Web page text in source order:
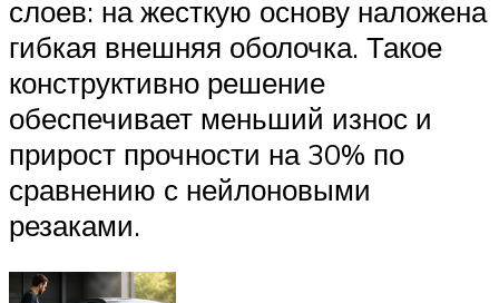
слоев: на жесткую основу наложена
гибкая внешняя оболочка. Такое
конструктивно решение
обеспечивает меньший износ и
прирост прочности на 30% по
сравнению с нейлоновыми
резаками.